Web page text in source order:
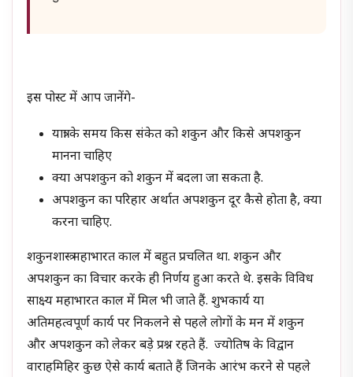
इस पोस्ट में आप जानेंगे-
यात्रा के समय किस संकेत को शकुन और किसे अपशकुन
मानना चाहिए
क्या अपशकुन को शकुन में बदला जा सकता है.
अपशकुन का परिहार अर्थात अपशकुन दूर कैसे होता है, क्या
करना चाहिए.
शकुनशास्त्र महाभारत काल में बहुत प्रचलित था. शकुन और
अपशकुन का विचार करके ही निर्णय हुआ करते थे. इसके विविध
साक्ष्य महाभारत काल में मिल भी जाते हैं. शुभकार्य या
अतिमहत्वपूर्ण कार्य पर निकलने से पहले लोगों के मन में शकुन
और अपशकुन को लेकर बड़े प्रश्न रहते हैं. ज्योतिष के विद्वान
वाराहमिहिर कुछ ऐसे कार्य बताते हैं जिनके आरंभ करने से पहले